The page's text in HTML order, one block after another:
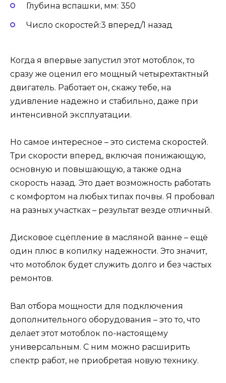
Глубина вспашки, мм: 350
Число скоростей:3 вперед/1 назад
Когда я впервые запустил этот мотоблок, то
сразу же оценил его мощный четырехтактный
двигатель. Работает он, скажу тебе, на
удивление надежно и стабильно, даже при
интенсивной эксплуатации.
Но самое интересное – это система скоростей.
Три скорости вперед, включая понижающую,
основную и повышающую, а также одна
скорость назад. Это дает возможность работать
с комфортом на любых типах почвы. Я пробовал
на разных участках – результат везде отличный.
Дисковое сцепление в масляной ванне – ещё
один плюс в копилку надежности. Это значит,
что мотоблок будет служить долго и без частых
ремонтов.
Вал отбора мощности для подключения
дополнительного оборудования – это то, что
делает этот мотоблок по-настоящему
универсальным. С ним можно расширить
спектр работ, не приобретая новую технику.